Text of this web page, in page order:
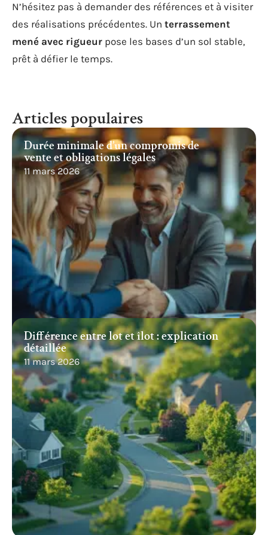
N’hésitez pas à demander des références et à visiter
des réalisations précédentes. Un terrassement
mené avec rigueur pose les bases d’un sol stable,
prêt à défier le temps.
Articles populaires
Durée minimale d’un compromis de
vente et obligations légales
11 mars 2026
Différence entre lot et îlot : explication
détaillée
11 mars 2026
Recherche